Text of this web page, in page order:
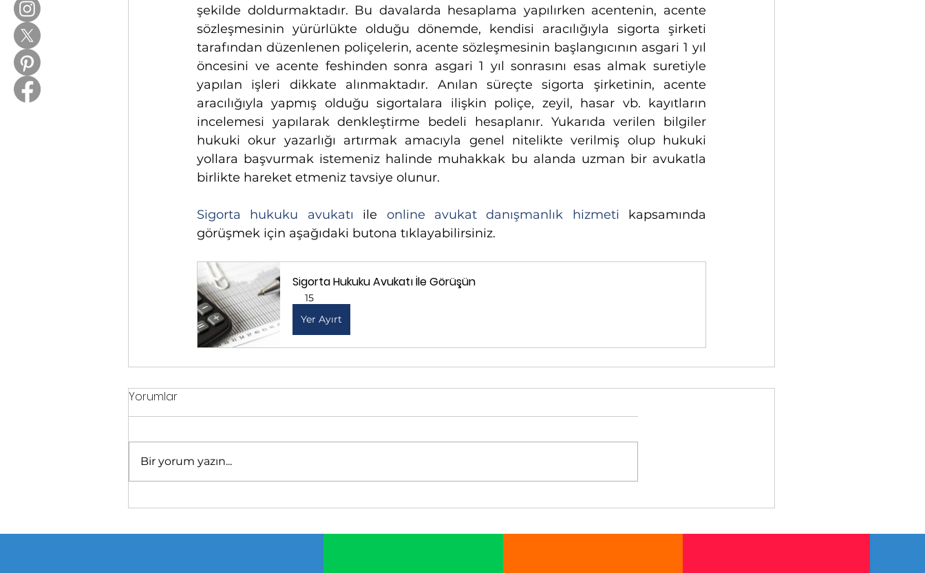
şekilde doldurmaktadır. Bu davalarda hesaplama yapılırken acentenin, acente
sözleşmesinin yürürlükte olduğu dönemde, kendisi aracılığıyla sigorta şirketi
tarafından düzenlenen poliçelerin, acente sözleşmesinin başlangıcının asgari 1 yıl
öncesini ve acente feshinden sonra asgari 1 yıl sonrasını esas almak suretiyle
yapılan işleri dikkate alınmaktadır. Anılan süreçte sigorta şirketinin, acente
aracılığıyla yapmış olduğu sigortalara ilişkin poliçe, zeyil, hasar vb. kayıtların
incelemesi yapılarak denkleştirme bedeli hesaplanır. Yukarıda verilen bilgiler
hukuki okur yazarlığı artırmak amacıyla genel nitelikte verilmiş olup hukuki
yollara başvurmak istemeniz halinde muhakkak bu alanda uzman bir avukatla
birlikte hareket etmeniz tavsiye olunur.
Sigorta hukuku avukatı ile online avukat danışmanlık hizmeti kapsamında
görüşmek için aşağıdaki butona tıklayabilirsiniz.
Sigorta Hukuku Avukatı İle Görüşün
15
Yer Ayırt
Yorumlar
Bir yorum yazın...